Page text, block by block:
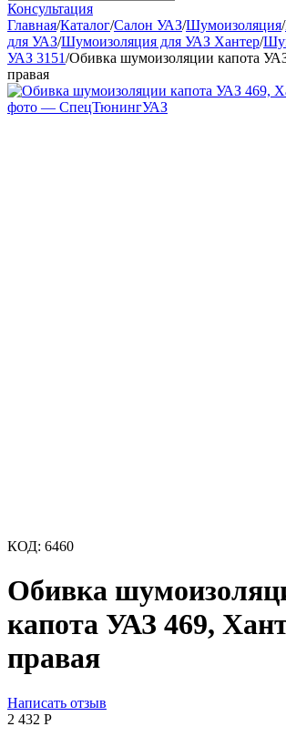
Консультация
Главная/Каталог/Салон УАЗ/Шумоизоляция/
для УАЗ/Шумоизоляция для УАЗ Хантер/
УАЗ 3151/Обивка шумоизоляции капота
правая
КОД: 6460
Обивка
капота УАЗ 469,
правая
Написать отзыв
2 432 Р